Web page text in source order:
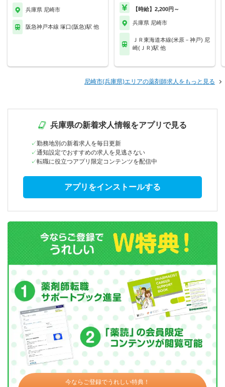
兵庫県 尼崎市
阪急神戸本線 塚口(阪急)駅 他
【時給】2,200円～
兵庫県 尼崎市
ＪＲ東海道本線(米原－神戸) 尼
崎(ＪＲ)駅 他
尼崎市(兵庫県)エリアの薬剤師求人をもっと見る
兵庫県の新着求人情報をアプリで見る
勤務地別の新着求人を毎日更新
通知設定でおすすめの求人を見逃さない
転職に役立つアプリ限定コンテンツを配信中
アプリをインストールする
今ならご登録でうれしい特典！